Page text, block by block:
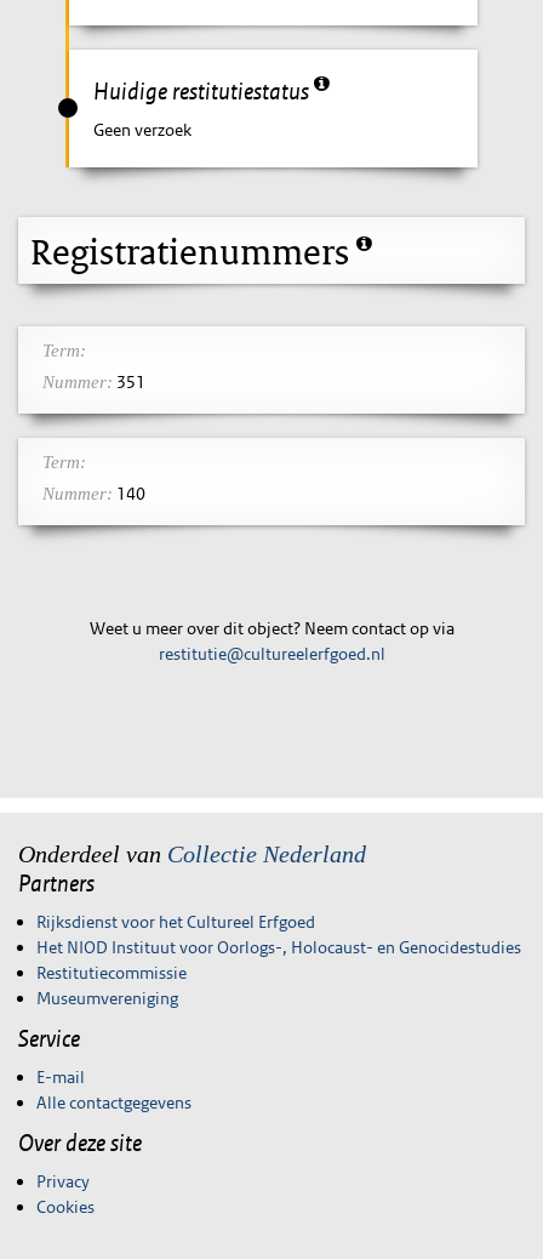
Huidige restitutiestatus
Geen verzoek
Registratienummers
Term:
Nummer: 351
Term:
Nummer: 140
Weet u meer over dit object? Neem contact op via
restitutie@cultureelerfgoed.nl
Onderdeel van Collectie Nederland
Partners
Rijksdienst voor het Cultureel Erfgoed
Het NIOD Instituut voor Oorlogs-, Holocaust- en Genocidestudies
Restitutiecommissie
Museumvereniging
Service
E-mail
Alle contactgegevens
Over deze site
Privacy
Cookies